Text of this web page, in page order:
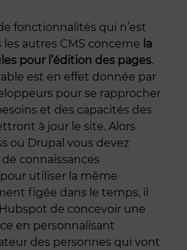
fonctionnalités qui n’est
autres CMS concerne la
pour l’édition des pages.
est en effet donnée par
pour se rapprocher
et des capacités des
à jour le site. Alors
ou Drupal vous devez
connaissances
utiliser la même
figée dans le temps, il
de concevoir une
en personnalisant
des personnes qui vont